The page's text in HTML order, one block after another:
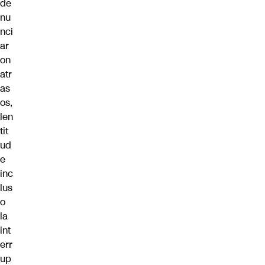
de
nu
nci
ar
on
atr
as
os,
len
tit
ud
e
inc
lus
o
la
int
err
up